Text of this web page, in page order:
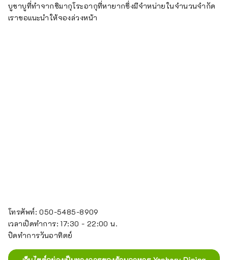
บูชาบูที่ทำจากชิมากุโระอากุที่หายากซึ่งมีจำหน่ายในจำนวนจำกัด
เราขอแนะนำให้จองล่วงหน้า
โทรศัพท์: 050-5485-8909
เวลาเปิดทำการ: 17:30 - 22:00 น.
ปิดทำการวันอาทิตย์